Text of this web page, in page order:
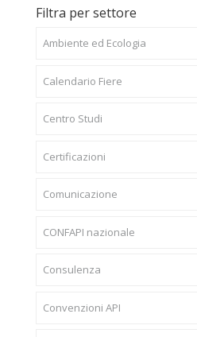
Filtra per settore
Ambiente ed Ecologia
Calendario Fiere
Centro Studi
Certificazioni
Comunicazione
CONFAPI nazionale
Consulenza
Convenzioni API